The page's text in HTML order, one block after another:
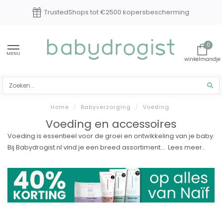
TrustedShops tot €2500 kopersbescherming
MENU
0
Home / Babyverzorging / Voeding
Voeding en accessoires
Voeding is essentieel voor de groei en ontwikkeling van je baby.
Bij Babydrogist.nl vind je een breed assortiment... Lees meer..